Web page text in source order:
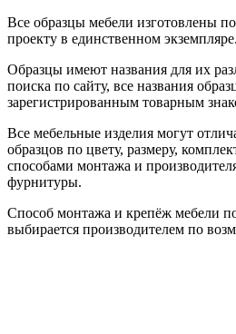
Все образцы мебели изготовлены
проекту в единственном экземпляре.
Образцы имеют названия для их
поиска по сайту, все названия
зарегистрированным товарным
Все мебельные изделия могут
образцов по цвету, размеру,
способами монтажа и
фурнитуры.
Способ монтажа и крепёж мебели
выбирается производителем по